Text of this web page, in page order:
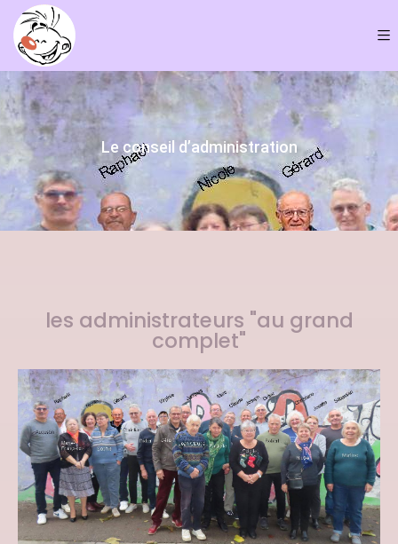
Le conseil d’administration
les administrateurs "au grand
complet"